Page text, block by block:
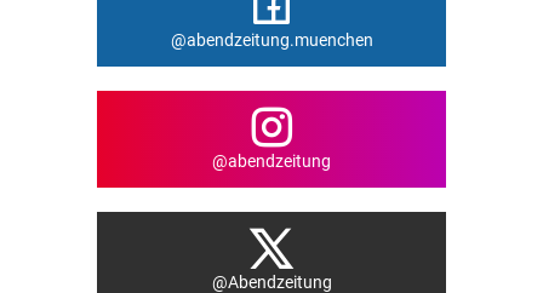
@abendzeitung.muenchen
@abendzeitung
@Abendzeitung